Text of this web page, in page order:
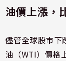
油價上漲，
儘管全球股市下
油（WTI）價格